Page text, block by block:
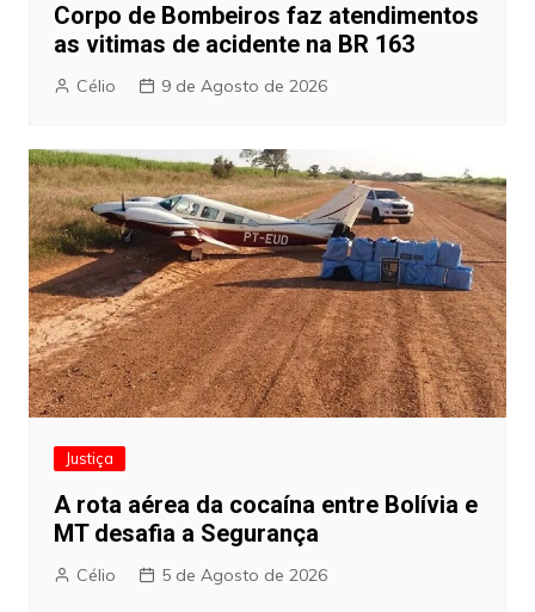
Corpo de Bombeiros faz atendimentos
as vitimas de acidente na BR 163
Célio 9 de Agosto de 2026
Justiça
A rota aérea da cocaína entre Bolívia e
MT desafia a Segurança
Célio 5 de Agosto de 2026